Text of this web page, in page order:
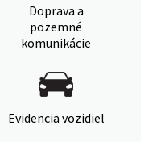
Doprava a
pozemné
komunikácie
Evidencia vozidiel